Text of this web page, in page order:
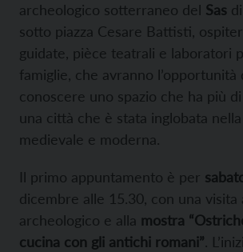
archeologico sotterraneo del Sas
sotto piazza Cesare Battisti,
guidate, pièce teatrali e laboratori
famiglie, che avranno l’opportunità
conoscere uno spazio che ha più di
una città che è stata inglobata
medievale e moderna.
Il primo appuntamento è per
dicembre alle 15.30, con una visita
archeologico e alla mostra
cucina con gli antichi romani”.